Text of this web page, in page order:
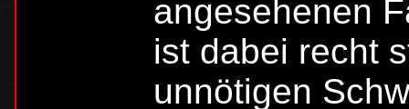
angesehenen
ist dabei recht
unnötigen